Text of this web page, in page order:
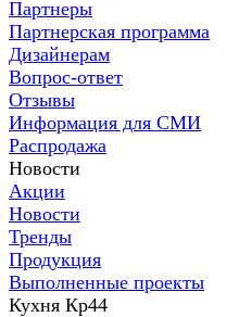
Партнеры
Партнерская программа
Дизайнерам
Вопрос-ответ
Отзывы
Информация для СМИ
Распродажа
Новости
Акции
Новости
Тренды
Продукция
Выполненные проекты
Кухня Кр44